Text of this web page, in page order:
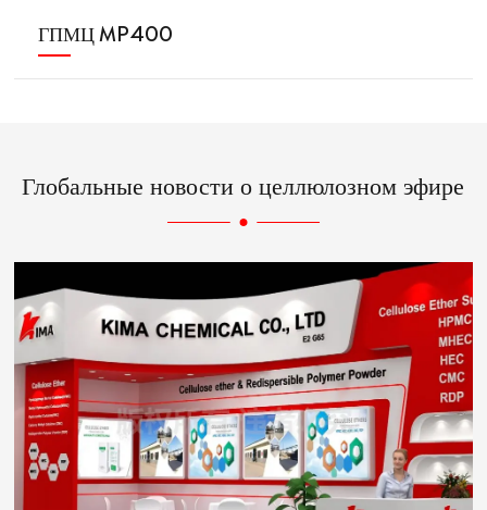
ГПМЦ MP400
Глобальные новости о целлюлозном эфире